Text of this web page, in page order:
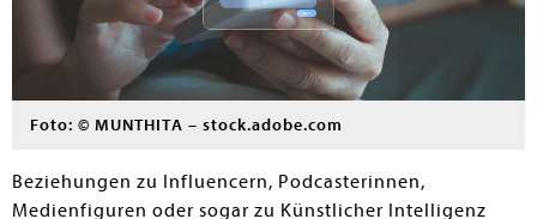
Foto: © MUNTHITA – stock.adobe.com
Beziehungen zu Influencern, Podcasterinnen,
Medienfiguren oder sogar zu Künstlicher Intelligenz